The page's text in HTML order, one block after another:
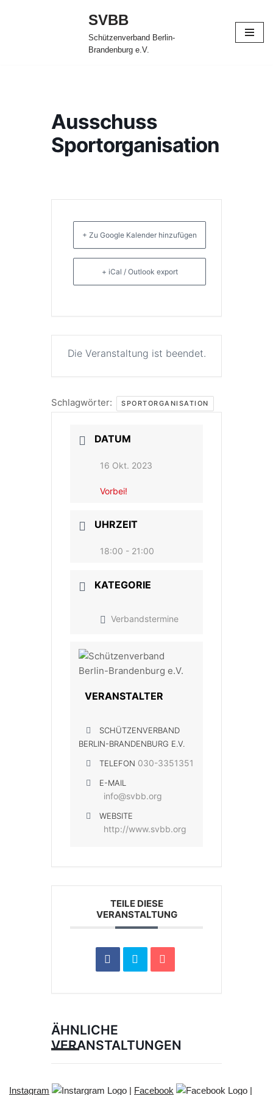
SVBB
Schützenverband Berlin-
Brandenburg e.V.
Ausschuss
Sportorganisation
+ Zu Google Kalender hinzufügen
+ iCal / Outlook export
Die Veranstaltung ist beendet.
Schlagwörter: SPORTORGANISATION
DATUM
16 Okt. 2023
Vorbei!
UHRZEIT
18:00 - 21:00
KATEGORIE
Verbandstermine
VERANSTALTER
SCHÜTZENVERBAND
BERLIN-BRANDENBURG E.V.
TELEFON 030-3351351
E-MAIL
info@svbb.org
WEBSITE
http://www.svbb.org
TEILE DIESE
VERANSTALTUNG
ÄHNLICHE
VERANSTALTUNGEN
Instagram | Facebook |